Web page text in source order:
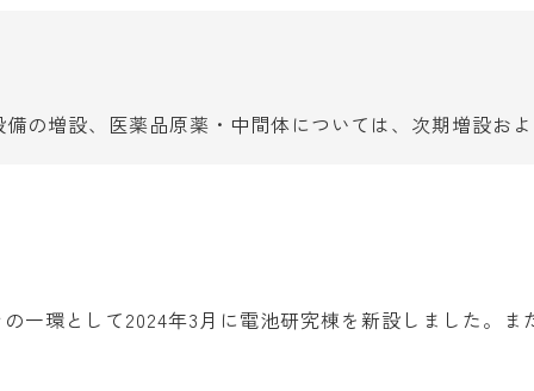
設、医薬品原薬・中間体については、次期増
として2024年3月に電池研究棟を新設しまし